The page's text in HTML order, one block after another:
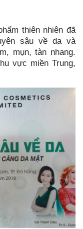
thiên nhiên đã
sâu về da và
mụn, tàn nhang.
vực miền Trung,